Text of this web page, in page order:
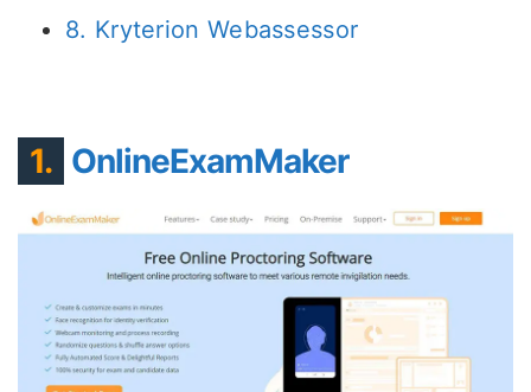
8. Kryterion Webassessor
1. OnlineExamMaker